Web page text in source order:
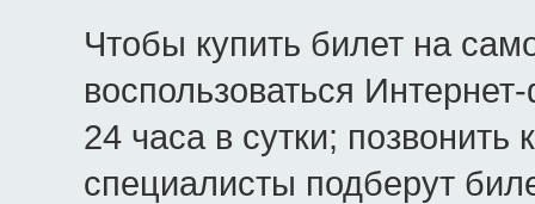
Чтобы купить билет на
воспользоваться
24 часа в сутки;
специалисты подберут